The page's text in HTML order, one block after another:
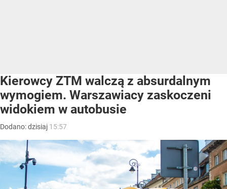
Kierowcy ZTM walczą z absurdalnym
wymogiem. Warszawiacy zaskoczeni
widokiem w autobusie
Dodano:dzisiaj 15:57